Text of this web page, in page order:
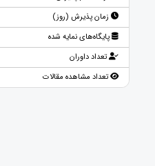
زمان پذیرش (روز)
پایگاه‌های نمایه شده
تعداد داوران
تعداد مشاهده مقالات